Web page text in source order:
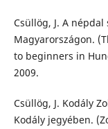
Csüllög, J. A
Magyarországon.
to beginners in
2009.
Csüllög, J. Kodály
Kodály jegyében.